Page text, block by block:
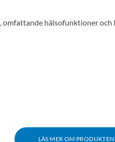
omfattande hälsofunktioner
LÄS MER OM PRODUKTEN